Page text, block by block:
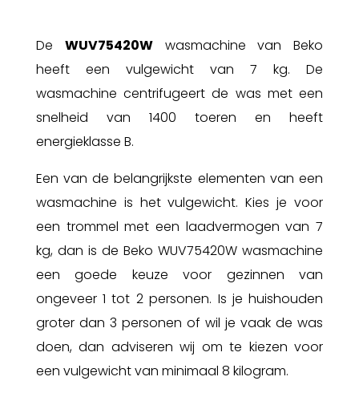
De WUV75420Wwasmachine van Beko
heeft een vulgewicht van 7 kg. De
wasmachine centrifugeert de was met een
snelheid van 1400 toeren en heeft
energieklasse B.
Een van de belangrijkste elementen van een
wasmachine is het vulgewicht. Kies je voor
een trommel met een laadvermogen van 7
kg, dan is de Beko WUV75420W wasmachine
een goede keuze voor gezinnen van
ongeveer 1 tot 2 personen. Is je huishouden
groter dan 3 personen of wil je vaak de was
doen, dan adviseren wij om te kiezen voor
een vulgewicht van minimaal 8 kilogram.